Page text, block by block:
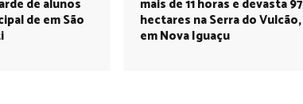
de alunos
de em São
mais de 11 horas e devasta 97
hectares na Serra do Vulcão,
em Nova Iguaçu